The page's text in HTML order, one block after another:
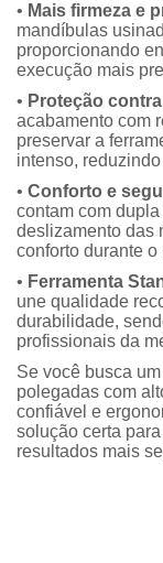
• Mais firmeza e
mandíbulas
proporcionando
execução mais
• Proteção
acabamento com
preservar a
intenso,
• Conforto e
contam com
deslizamento das
conforto durante
• Ferramenta
une qualidade
durabilidade,
profissionais da
Se você busca
polegadas com
confiável e
solução certa
resultados mais